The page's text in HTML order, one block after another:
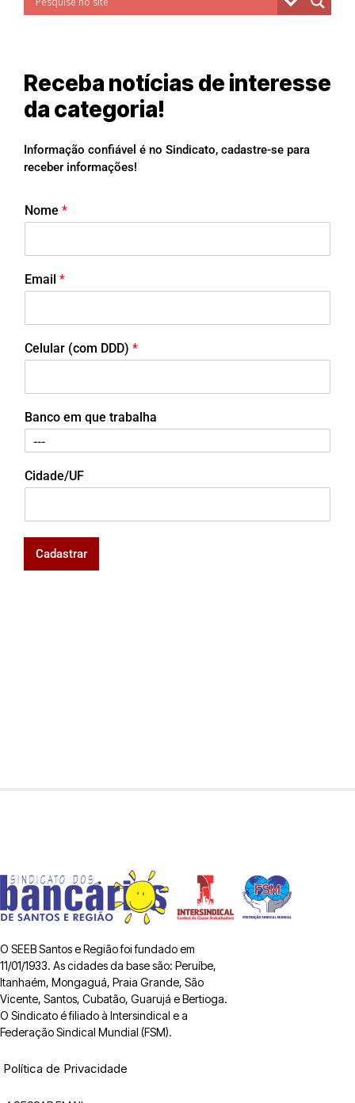
Receba notícias de interesse
da categoria!
Informação confiável é no Sindicato, cadastre-se para
receber informações!
Nome *
Email *
Celular (com DDD) *
Banco em que trabalha
Cidade/UF
Cadastrar
O SEEB Santos e Região foi fundado em
11/01/1933. As cidades da base são: Peruíbe,
Itanhaém, Mongaguá, Praia Grande, São
Vicente, Santos, Cubatão, Guarujá e Bertioga.
O Sindicato é filiado à Intersindical e a
Federação Sindical Mundial (FSM).
Política de Privacidade